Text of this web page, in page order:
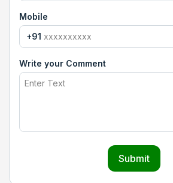
Mobile
+91
Write your Comment
Submit